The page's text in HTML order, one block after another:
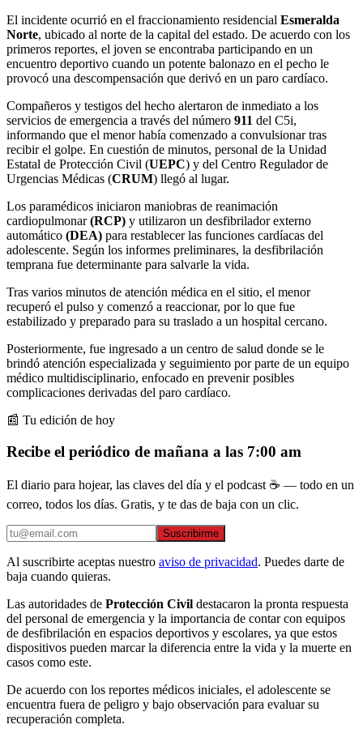
El incidente ocurrió en el fraccionamiento residencial Esmeralda
Norte, ubicado al norte de la capital del estado. De acuerdo con los
primeros reportes, el joven se encontraba participando en un
encuentro deportivo cuando un potente balonazo en el pecho le
provocó una descompensación que derivó en un paro cardíaco.
Compañeros y testigos del hecho alertaron de inmediato a los
servicios de emergencia a través del número 911 del C5i,
informando que el menor había comenzado a convulsionar tras
recibir el golpe. En cuestión de minutos, personal de la Unidad
Estatal de Protección Civil (UEPC) y del Centro Regulador de
Urgencias Médicas (CRUM) llegó al lugar.
Los paramédicos iniciaron maniobras de reanimación
cardiopulmonar(RCP) y utilizaron un desfibrilador externo
automático (DEA) para restablecer las funciones cardíacas del
adolescente. Según los informes preliminares, la desfibrilación
temprana fue determinante para salvarle la vida.
Tras varios minutos de atención médica en el sitio, el menor
recuperó el pulso y comenzó a reaccionar, por lo que fue
estabilizado y preparado para su traslado a un hospital cercano.
Posteriormente, fue ingresado a un centro de salud donde se le
brindó atención especializada y seguimiento por parte de un equipo
médico multidisciplinario, enfocado en prevenir posibles
complicaciones derivadas del paro cardíaco.
📰 Tu edición de hoy
Recibe el periódico de mañana a las 7:00 am
El diario para hojear, las claves del día y el podcast ☕ — todo en un
correo, todos los días. Gratis, y te das de baja con un clic.
Suscribirme
Al suscribirte aceptas nuestro aviso de privacidad. Puedes darte de
baja cuando quieras.
Las autoridades de Protección Civil destacaron la pronta respuesta
del personal de emergencia y la importancia de contar con equipos
de desfibrilación en espacios deportivos y escolares, ya que estos
dispositivos pueden marcar la diferencia entre la vida y la muerte en
casos como este.
De acuerdo con los reportes médicos iniciales, el adolescente se
encuentra fuera de peligro y bajo observación para evaluar su
recuperación completa.